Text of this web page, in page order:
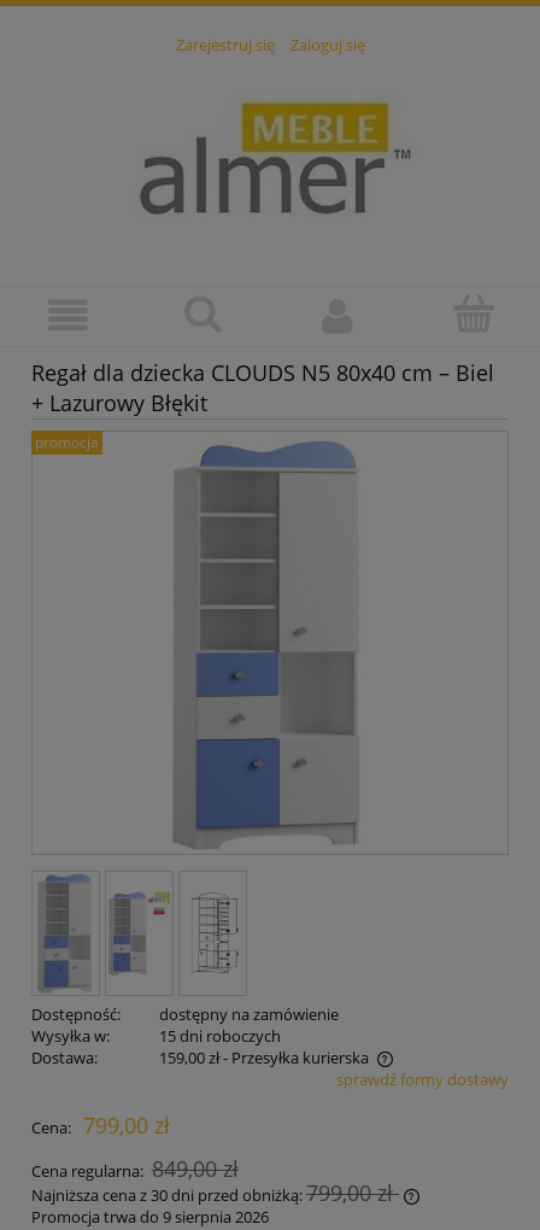
Zarejestruj się Zaloguj się
Regał dla dziecka CLOUDS N5 80x40 cm – Biel
+ Lazurowy Błękit
promocja
Dostępność:
dostępny na zamówienie
Wysyłka w:
15 dni roboczych
Dostawa:
159,00 zł- Przesyłka kurierska
Cena nie zawiera ewentualnych kosztów płatnościsprawdź formy dostawy
Cena: 799,00 zł
Cena regularna: 849,00 zł
Najniższa cena z 30 dni przed obniżką:799,00 zł
Promocja trwa do 9 sierpnia 2026